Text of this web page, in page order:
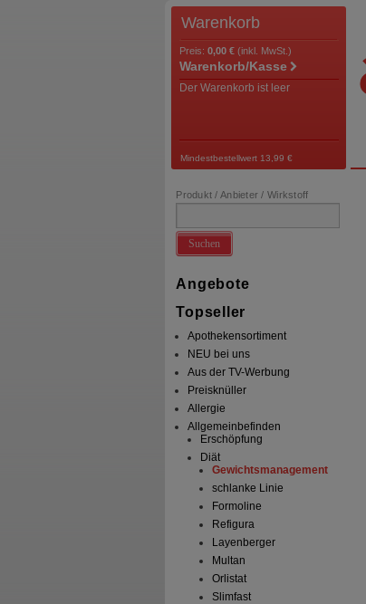
Warenkorb
Preis: 0,00 € (inkl. MwSt.)
Warenkorb/Kasse
Der Warenkorb ist leer
Mindestbestellwert 13,99 €
Produkt / Anbieter / Wirkstoff
Suchen
Angebote
Topseller
Apothekensortiment
NEU bei uns
Aus der TV-Werbung
Preisknüller
Allergie
Allgemeinbefinden
Erschöpfung
Diät
Gewichtsmanagement
schlanke Linie
Formoline
Refigura
Layenberger
Multan
Orlistat
Slimfast